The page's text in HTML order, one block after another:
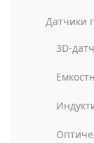
Датчики
3D-